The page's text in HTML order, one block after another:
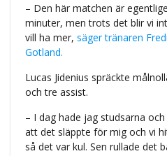
– Den här matchen är
minuter, men trots det blir vi
vill ha mer, säger tränaren
Gotland.
Lucas Jidenius spräckte
och tre assist.
– I dag hade jag studsarna
att det släppte för mig och vi
så det var kul. Sen rullade det